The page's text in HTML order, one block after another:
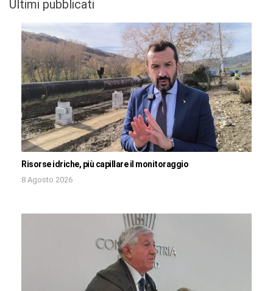
Ultimi pubblicati
Risorse idriche, più capillare il monitoraggio
8 Agosto 2026